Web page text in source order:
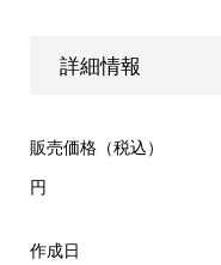
詳細情報
販売価格（税込）
円
作成日